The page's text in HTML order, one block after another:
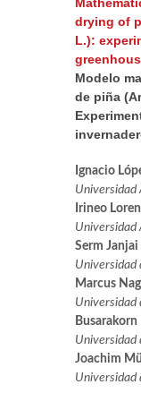
drying of
L.):
Modelo
de piña
Ignacio
Universidad
Irineo
Universidad
Serm Janjai
Universidad
Marcus
Universidad
Universidad
Joachim
Universidad